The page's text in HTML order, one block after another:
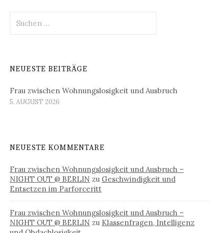
nach:
NEUESTE BEITRÄGE
Frau zwischen Wohnungslosigkeit und Ausbruch
5. AUGUST 2026
NEUESTE KOMMENTARE
Frau zwischen Wohnungslosigkeit und Ausbruch –
NIGHT OUT @ BERLIN zu Geschwindigkeit und
Entsetzen im Parforceritt
Frau zwischen Wohnungslosigkeit und Ausbruch –
NIGHT OUT @ BERLIN zu Klassenfragen, Intelligenz